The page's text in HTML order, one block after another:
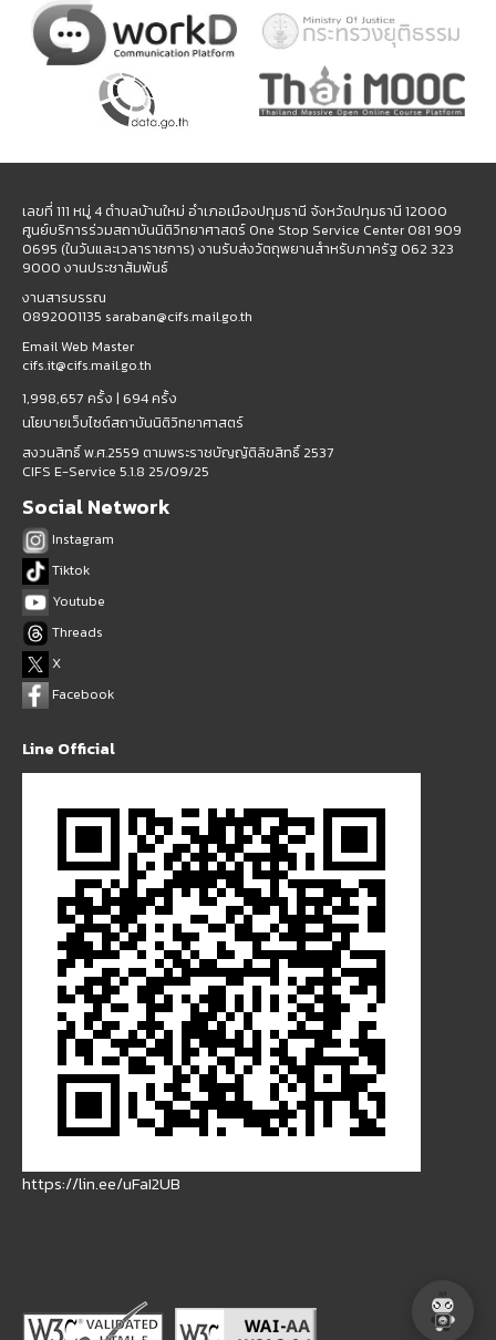
เลขที่ 111 หมู่ 4 ตำบลบ้านใหม่ อำเภอเมืองปทุมธานี จังหวัดปทุมธานี 12000
ศูนย์บริการร่วมสถาบันนิติวิทยาศาสตร์ One Stop Service Center 081 909
0695 (ในวันและเวลาราชการ) งานรับส่งวัตถุพยานสำหรับภาครัฐ 062 323
9000 งานประชาสัมพันธ์
งานสารบรรณ
0892001135 saraban@cifs.mail.go.th
Email Web Master
cifs.it@cifs.mail.go.th
1,998,657 ครั้ง | 694 ครั้ง
นโยบายเว็บไซต์สถาบันนิติวิทยาศาสตร์
สงวนสิทธิ์ พ.ศ.2559 ตามพระราชบัญญัติลิขสิทธิ์ 2537
CIFS E-Service 5.1.8 25/09/25
Social Network
Instagram
Tiktok
Youtube
Threads
X
Facebook
Line Official
https://lin.ee/uFaI2UB